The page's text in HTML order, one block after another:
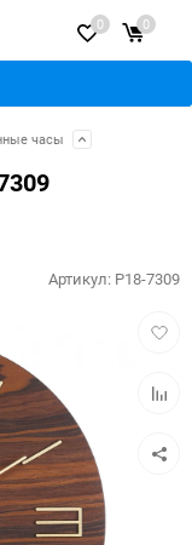
0 0
часы
Артикул: P18-7309